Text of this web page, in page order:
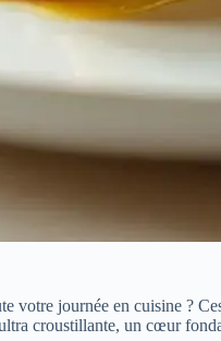
votre journée en cuisine ?
croustillante, un cœur